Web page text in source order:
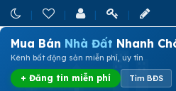
Mua Bán Nhà Đất Nhanh
Kênh bất động sản miễn phí, uy tín
+ Đăng tin miễn phí Tìm BĐS